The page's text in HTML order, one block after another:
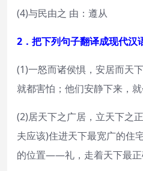
(4)与民由之 由：遵从
2．把下列句子翻译成现代汉
(1)一怒而诸侯惧，安居而天
就都害怕；他们安静下来，就
(2)居天下之广居，立天下之
夫应该)住进天下最宽广的
的位置——礼，走着天下最